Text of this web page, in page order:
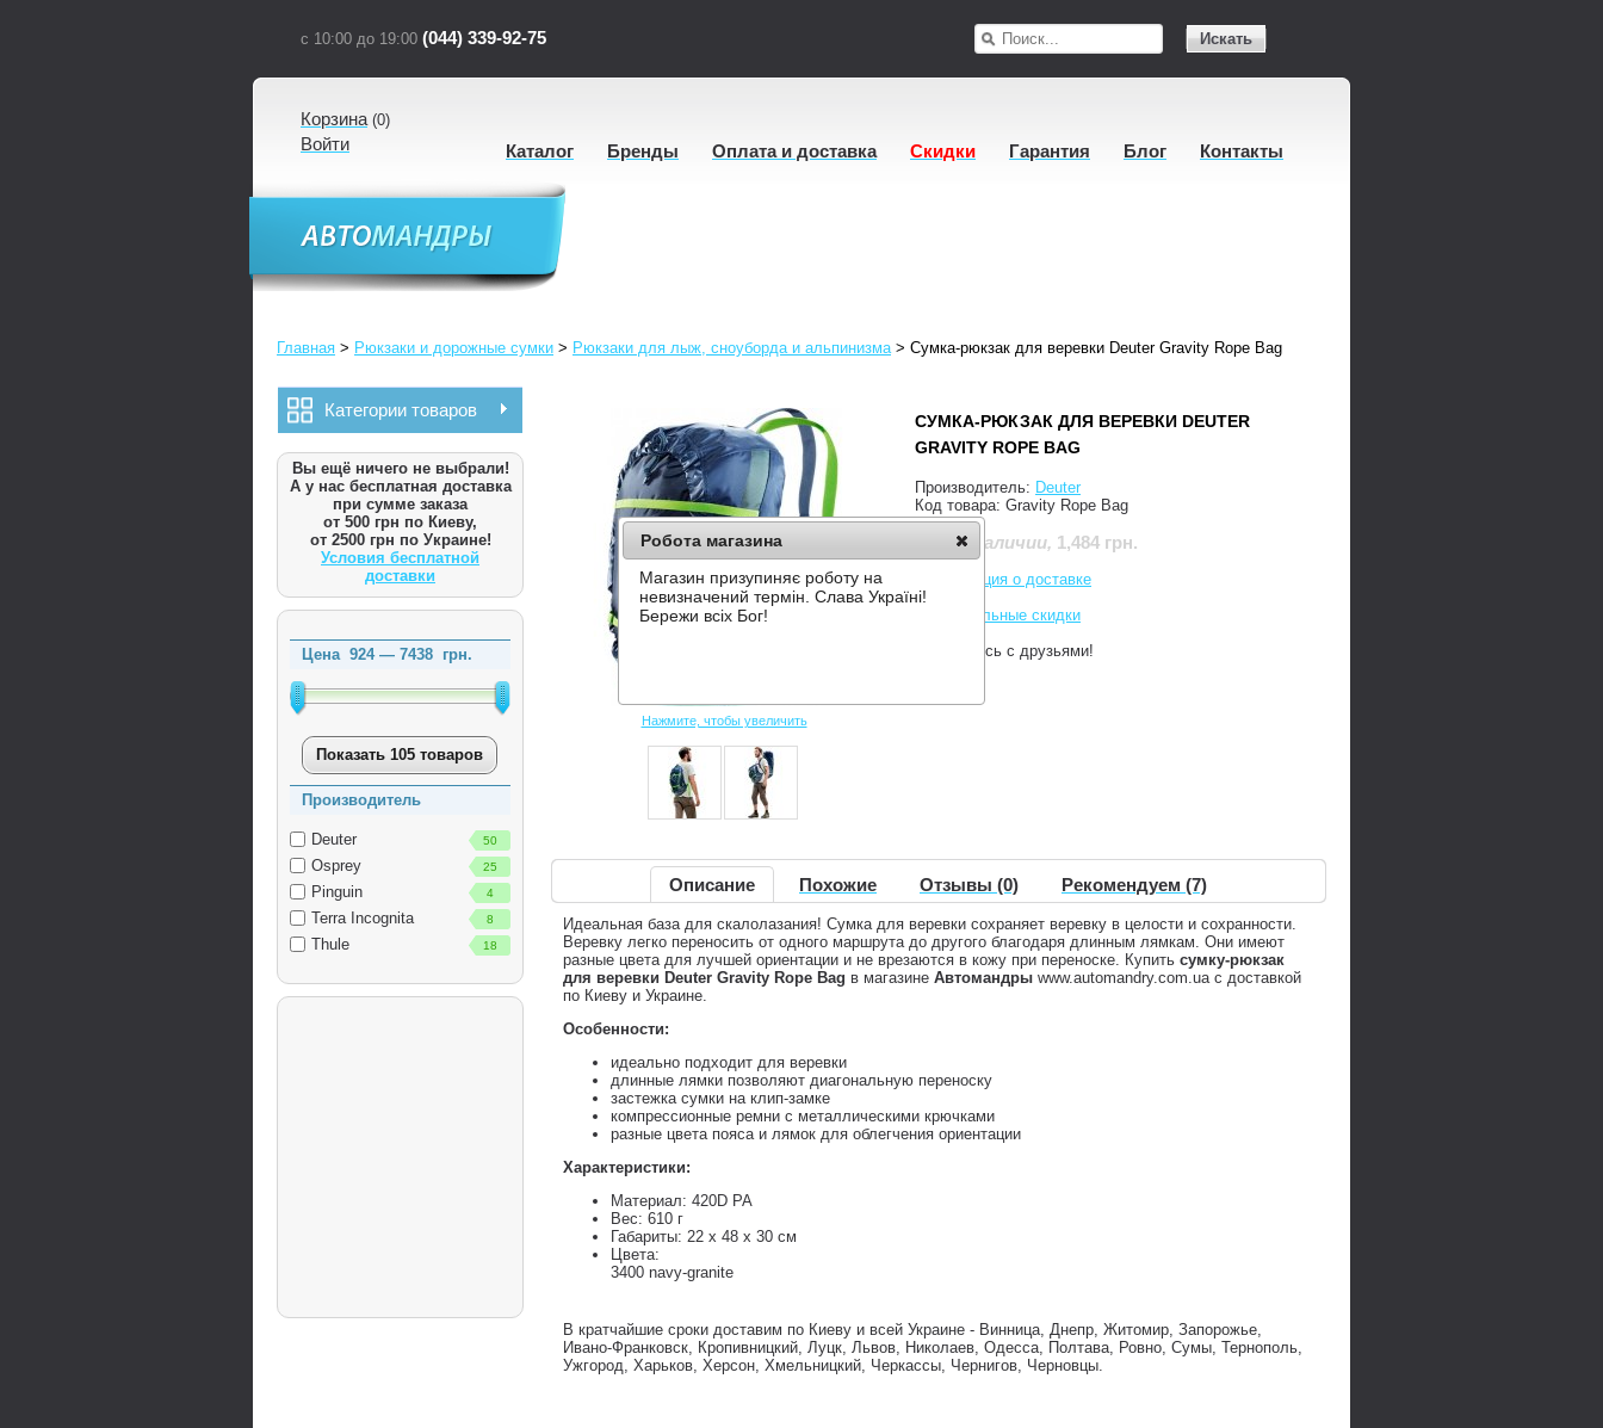
с 10:00 до 19:00 (044) 339-92-75 Искать
Корзина(0)
Войти Каталог Бренды Оплата и доставка Скидки Гарантия Блог Контакты
Главная > Рюкзаки и дорожные сумки > Рюкзаки для лыж, сноуборда и альпинизма > Сумка-рюкзак для веревки Deuter Gravity Rope Bag
Категории товаров
Вы ещё ничего не выбрали!
А у нас бесплатная доставка
при сумме заказа
от 500 грн по Киеву,
от 2500 грн по Украине!
Условия бесплатной
доставки
Цена 924— 7438 грн.
Показать 105 товаров
Производитель
Deuter 50
Osprey 25
Pinguin 4
Terra Incognita 8
Thule 18
Нажмите, чтобы увеличить
СУМКА-РЮКЗАК ДЛЯ ВЕРЕВКИ DEUTER
GRAVITY ROPE BAG
Производитель: Deuter
Код товара: Gravity Rope Bag
Нет в наличии, 1,484 грн.
Информация о доставке
Накопительные скидки
Поделитесь с друзьями!
Описание Похожие Отзывы (0) Рекомендуем (7)
Идеальная база для скалолазания! Сумка для веревки сохраняет веревку в целости и сохранности.
Веревку легко переносить от одного маршрута до другого благодаря длинным лямкам. Они имеют
разные цвета для лучшей ориентации и не врезаются в кожу при переноске. Купить сумку-рюкзак
для веревки Deuter Gravity Rope Bag в магазине Автомандры www.automandry.com.ua с доставкой
по Киеву и Украине.
Особенности:
идеально подходит для веревки
длинные лямки позволяют диагональную переноску
застежка сумки на клип-замке
компрессионные ремни с металлическими крючками
разные цвета пояса и лямок для облегчения ориентации
Характеристики:
Материал: 420D PA
Вес: 610 г
Габариты: 22 х 48 х 30 см
Цвета:
3400 navy-granite
В кратчайшие сроки доставим по Киеву и всей Украине - Винница, Днепр, Житомир, Запорожье,
Ивано-Франковск, Кропивницкий, Луцк, Львов, Николаев, Одесса, Полтава, Ровно, Сумы, Тернополь,
Ужгород, Харьков, Херсон, Хмельницкий, Черкассы, Чернигов, Черновцы.
Робота магазина
Магазин призупиняє роботу на
невизначений термін. Слава Україні!
Бережи всіх Бог!